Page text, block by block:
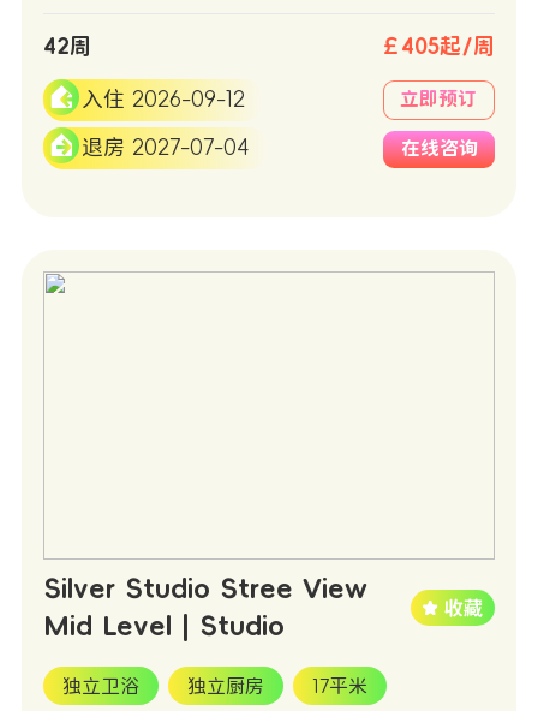
42周 ￡405起/周
入住 2026-09-12
退房 2027-07-04
立即预订
在线咨询
Silver Studio Stree View
Mid Level | Studio
独立卫浴 独立厨房 17平米